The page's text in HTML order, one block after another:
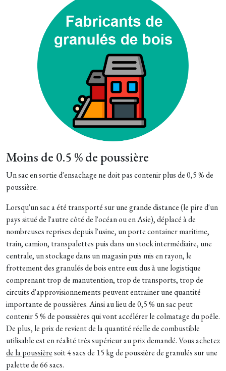
Moins de 0.5 % de poussière
Un sac en sortie d'ensachage ne doit pas contenir plus de 0,5 % de
poussière.
Lorsqu'un sac a été transporté sur une grande distance (le pire d'un
pays situé de l'autre côté de l'océan ou en Asie), déplacé à de
nombreuses reprises depuis l'usine, un porte container maritime,
train, camion, transpalettes puis dans un stock intermédiaire, une
centrale, un stockage dans un magasin puis mis en rayon, le
frottement des granulés de bois entre eux dus à une logistique
comprenant trop de manutention, trop de transports, trop de
circuits d'approvisionnements peuvent entrainer une quantité
importante de poussières. Ainsi au lieu de 0,5 % un sac peut
contenir 5 % de poussières qui vont accélérer le colmatage du poêle.
De plus, le prix de revient de la quantité réelle de combustible
utilisable est en réalité très supérieur au prix demandé.Vous achetez
de la poussièresoit 4 sacs de 15 kg de poussière de granulés sur une
palette de 66 sacs.